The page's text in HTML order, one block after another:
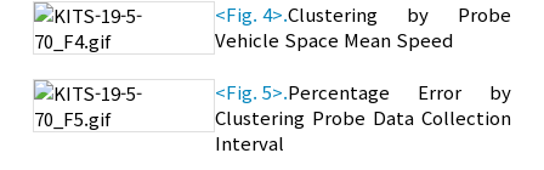
<Fig. 4>.Clustering by Probe
Vehicle Space Mean Speed
<Fig. 5>.Percentage Error by
Clustering Probe Data Collection
Interval